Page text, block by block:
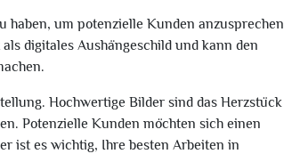
haben, um potenzielle Kunden anzusprechen
digitales Aushängeschild und kann den
Hochwertige Bilder sind das Herzstück
Potenzielle Kunden möchten sich einen
ist es wichtig, Ihre besten Arbeiten in